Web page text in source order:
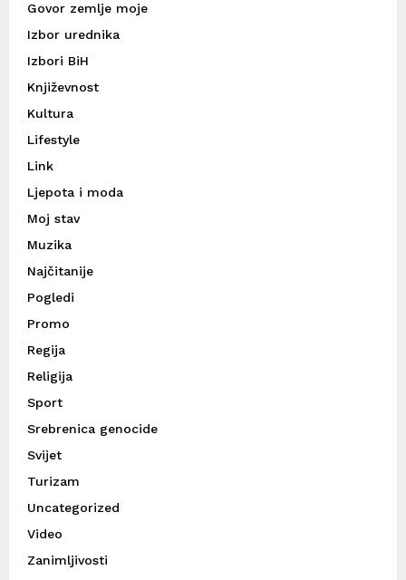
Govor zemlje moje
Izbor urednika
Izbori BiH
Književnost
Kultura
Lifestyle
Link
Ljepota i moda
Moj stav
Muzika
Najčitanije
Pogledi
Promo
Regija
Religija
Sport
Srebrenica genocide
Svijet
Turizam
Uncategorized
Video
Zanimljivosti